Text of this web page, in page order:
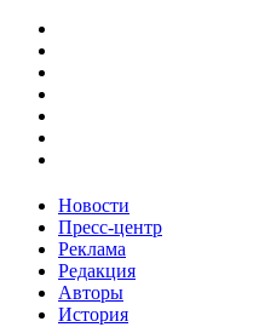
Новости
Пресс-центр
Реклама
Редакция
Авторы
История